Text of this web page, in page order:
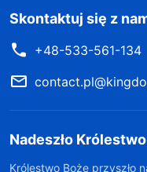
Skontaktuj się z
+48-533-561-134
Nadeszło
Królestwo Boże przyszło